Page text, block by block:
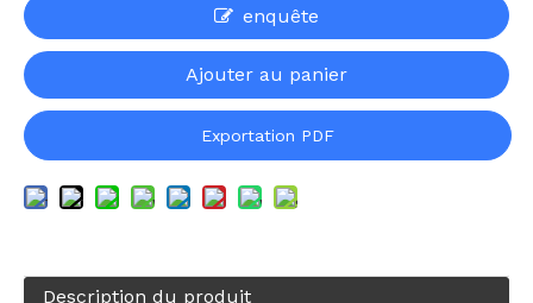
enquête
Ajouter au panier
Exportation PDF
Description du produit